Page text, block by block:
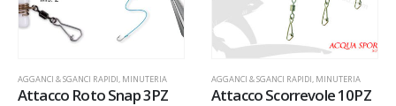
AGGANCI & SGANCI RAPIDI, MINUTERIA
Attacco Roto Snap 3PZ
AGGANCI & SGANCI RAPIDI, MINUTERIA
Attacco Scorrevole 10PZ